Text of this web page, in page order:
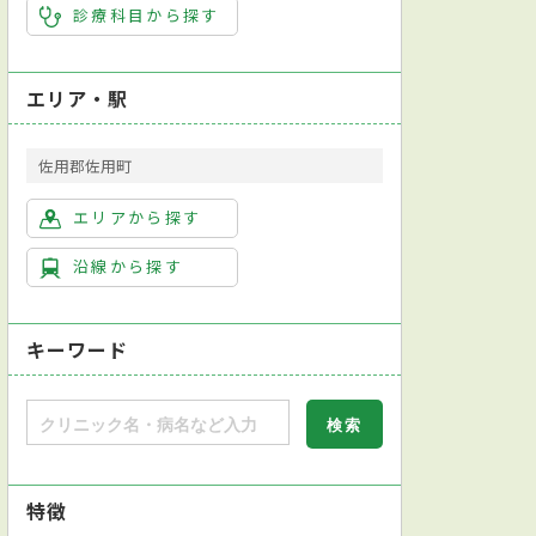
診療科目から探す
エリア・駅
佐用郡佐用町
エリアから探す
沿線から探す
キーワード
特徴